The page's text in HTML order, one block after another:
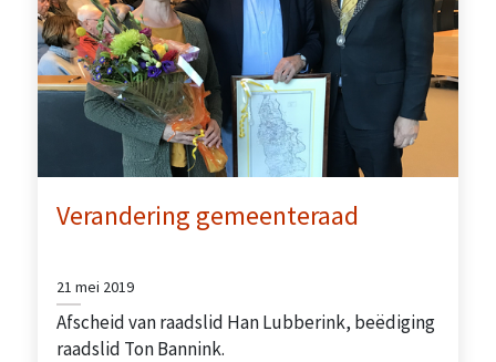
Verandering gemeenteraad
21 mei 2019
Afscheid van raadslid Han Lubberink, beëdiging
raadslid Ton Bannink.